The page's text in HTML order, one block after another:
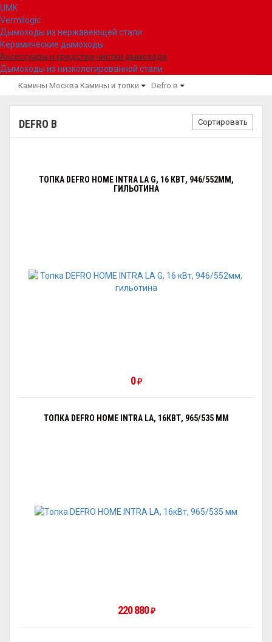
UMK
Vermilogic
Дымоходы из нержавеющей стали
Керамические дымоходы
Аксессуары и средства чистки дымохода
Дымоходы из низколегированной стали
Камины Москва Камины и топки Defro в
DEFRO В Сортировать
ТОПКА DEFRO HOME INTRA LA G, 16 КВТ, 946/552ММ,
ГИЛЬОТИНА
0₽
ТОПКА DEFRO HOME INTRA LA, 16КВТ, 965/535 ММ
220 880₽